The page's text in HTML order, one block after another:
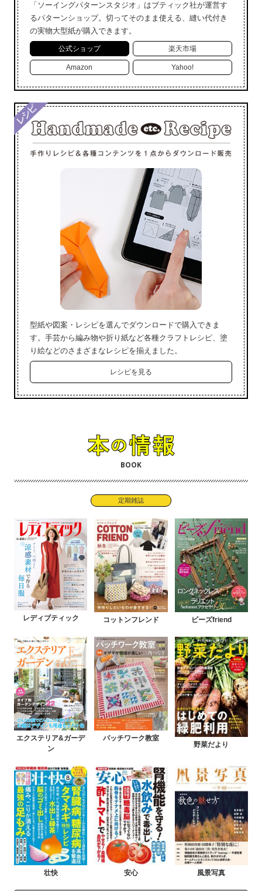
「ソーイングパターンスタジオ」はブティック社が運営す
るパターンショップ。切ってそのまま使える、縫い代付き
の実物大型紙が購入できます。
公式ショップ 楽天市場
Amazon Yahoo!
型紙や図案・レシピを選んでダウンロードで購入できま
す。手芸から編み物や折り紙など各種クラフトレシピ、塗
り絵などのさまざまなレシピを揃えました。
レシピを見る
BOOK
定期雑誌
レディブティック コットンフレンド ビーズfriend
エクステリア&ガーデ
ン
パッチワーク教室
野菜だより
壮快 安心 風景写真